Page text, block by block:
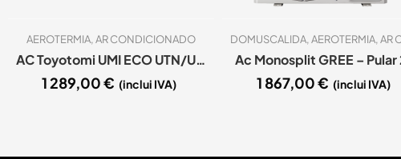
AEROTERMIA, AR CONDICIONADO
AC Toyotomi UMI ECO UTN/UTG-17AP
1 289,00€ (inclui IVA)
DOMUSCALIDA, AEROTERMIA, AR
Ac Monosplit GREE – Pular
1 867,00€ (inclui IVA)